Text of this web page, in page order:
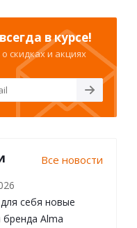
в курсе!
скидках и акциях
Все новости
себя новые
бренда Alma